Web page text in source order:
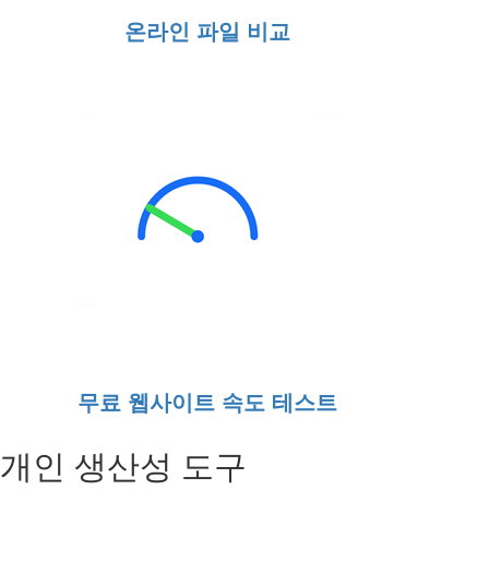
온라인 파일 비교
무료 웹사이트 속도 테스트
개인 생산성 도구